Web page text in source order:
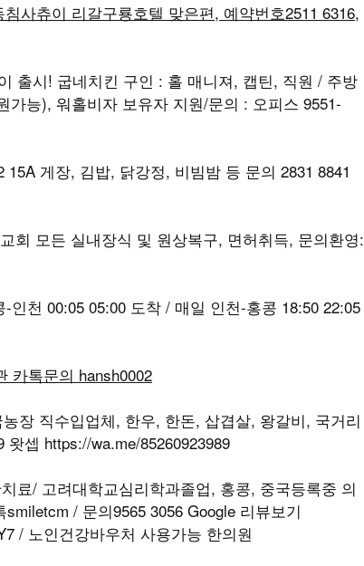
사츄이 리갈구룡호텔 맞은편, 예약번호2511 6316,
출시! 굽네치킨 구인 : 홀 매니져, 캡틴, 직원 / 주방
능), 워홀비자 보유자 지원/문의 : 오피스 9551-
게장, 김밥, 닭강정, 비빔밤 등 문의 2831 8841
회 모든 실내장식 및 원상복구, 면허취득, 문의환영:
천 00:05 05:00 도착 / 매일 인천-홍콩 18:50 22:05
카톡문의 hansh0002
장 직수입업체, 한우, 한돈, 삽겹살, 왕갈비, 국거리
왓셉 https://wa.me/85260923989
료/ 고려대학교심리학과졸업, 홍콩, 중국등록중 의
/ 문의9565 3056 Google 리뷰보기
/ 노인건강바우처 사용가능 한의원